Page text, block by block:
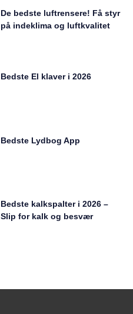
De bedste luftrensere! Få styr
på indeklima og luftkvalitet
Bedste El klaver i 2026
Bedste Lydbog App
Bedste kalkspalter i 2026 –
Slip for kalk og besvær